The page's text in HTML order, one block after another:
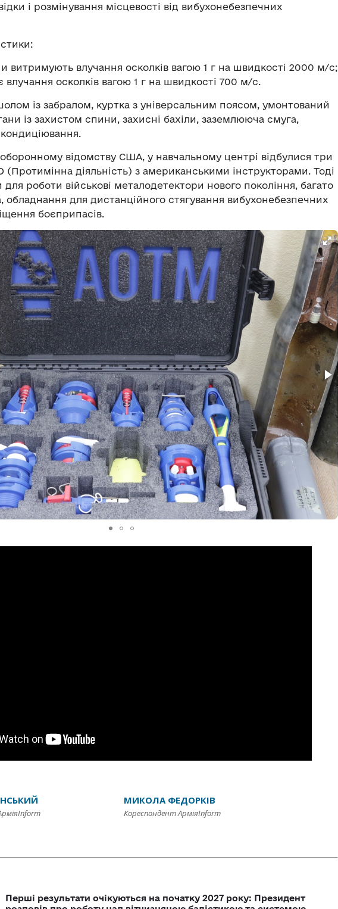
і розмінування місцевості від вибухонебезпечних
витримують влучання осколків вагою 1 г на швидкості 2000 м/с;
осколків вагою 1 г на швидкості 700 м/с.
із забралом, куртка з універсальним поясом, умонтований
із захистом спини, захисні бахіли, заземлююча смуга,
оборонному відомству США, у навчальному центрі відбулися три
(Протимінна діяльність) з американськими інструкторами. Тоді
роботи військові металодетектори нового покоління, багато
обладнання для дистанційного стягування вибухонебезпечних
боєприпасів.
МИКОЛА ФЕДОРКІВ
Кореспондент АрміяInform
Перші результати очікуються на початку 2027 року: Президент